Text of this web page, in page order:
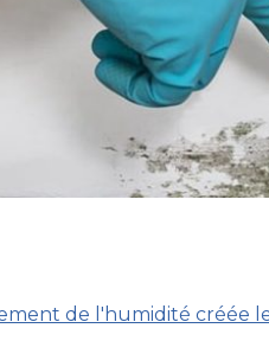
de l'humidité créée